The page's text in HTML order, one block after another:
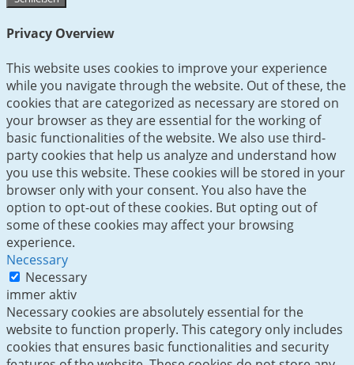
Privacy Overview
This website uses cookies to improve your experience
while you navigate through the website. Out of these, the
cookies that are categorized as necessary are stored on
your browser as they are essential for the working of
basic functionalities of the website. We also use third-
party cookies that help us analyze and understand how
you use this website. These cookies will be stored in your
browser only with your consent. You also have the
option to opt-out of these cookies. But opting out of
some of these cookies may affect your browsing
experience.
Necessary
Necessary
immer aktiv
Necessary cookies are absolutely essential for the
website to function properly. This category only includes
cookies that ensures basic functionalities and security